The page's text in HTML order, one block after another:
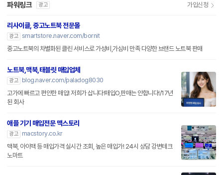
파워링크 광고 가입신청
리사이클, 중고노트북 전문몰
광고 smartstore.naver.com/bornit
중고노트북의 차별화된 클린 서비스로 가성비,가심비 만족 다양한 브랜드 노트북 판매
노트북,맥북,태블릿 매입업체
광고
blog.naver.com/paladog8030
고가에 빠르고 편안한 매입! 저희가 삽니다!매입O,판매는 안합니다!/17년
된 회사
애플 기기 매입전문 맥스토리
광고
macstory.co.kr
맥북, 아이맥 등 매입가격 실시간 조회, 높은 매입가! 24시 상담 강변테크
노마트